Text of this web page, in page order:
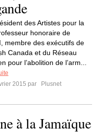
des Artistes pour la
honoraire de
membre des exécutifs de
Canada et du Réseau
pour l’abolition de l’arm...
2015 par
Plusnet
à la Jamaïque